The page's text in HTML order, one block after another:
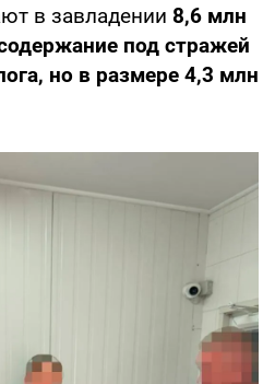
в завладении 8,6 млн
под стражей
но в размере 4,3 млн